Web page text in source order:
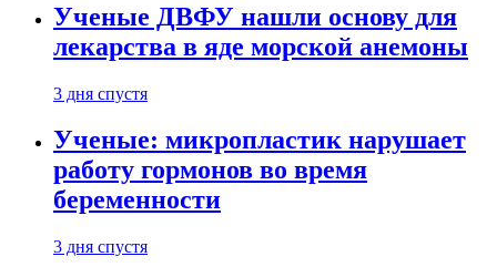
Ученые ДВФУ нашли основу для
лекарства в яде морской анемоны
3 дня спустя
Ученые: микропластик нарушает
работу гормонов во время
беременности
3 дня спустя